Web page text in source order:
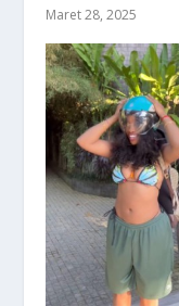
Maret 28, 2025